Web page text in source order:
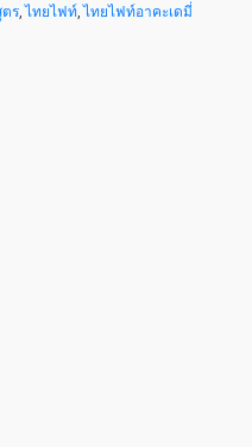
ร ,ไทยไฟท์ ,ไทยไฟท์อาคะเดมี่